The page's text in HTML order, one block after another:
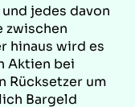
jedes davon
zwischen
hinaus wird es
Aktien bei
Rücksetzer um
Bargeld